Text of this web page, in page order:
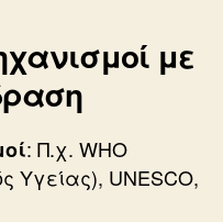
με
: Π.χ. WHO
Υγείας), UNESCO,